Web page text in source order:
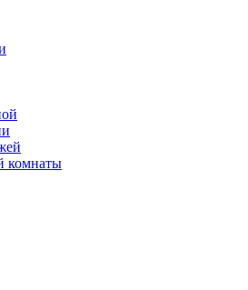
комнаты